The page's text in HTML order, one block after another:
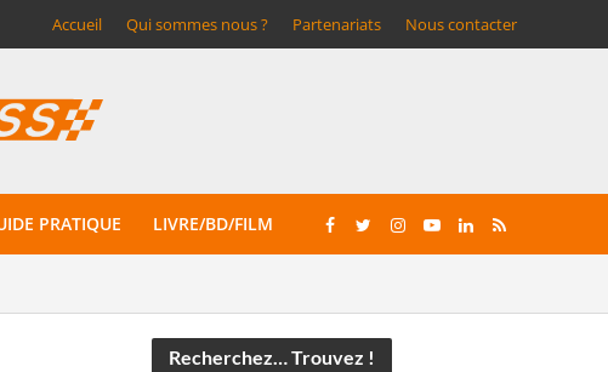
Accueil Qui sommes nous ? Partenariats Nous contacter
PRATIQUE LIVRE/BD/FILM
Recherchez… Trouvez !